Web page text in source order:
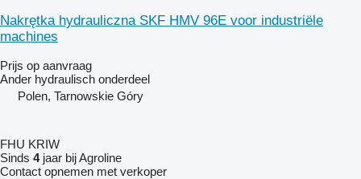
Nakrętka hydrauliczna SKF HMV 96E voor industriële
machines
Prijs op aanvraag
Ander hydraulisch onderdeel
Polen, Tarnowskie Góry
FHU KRIW
Sinds 4jaar bij Agroline
Contact opnemen met verkoper